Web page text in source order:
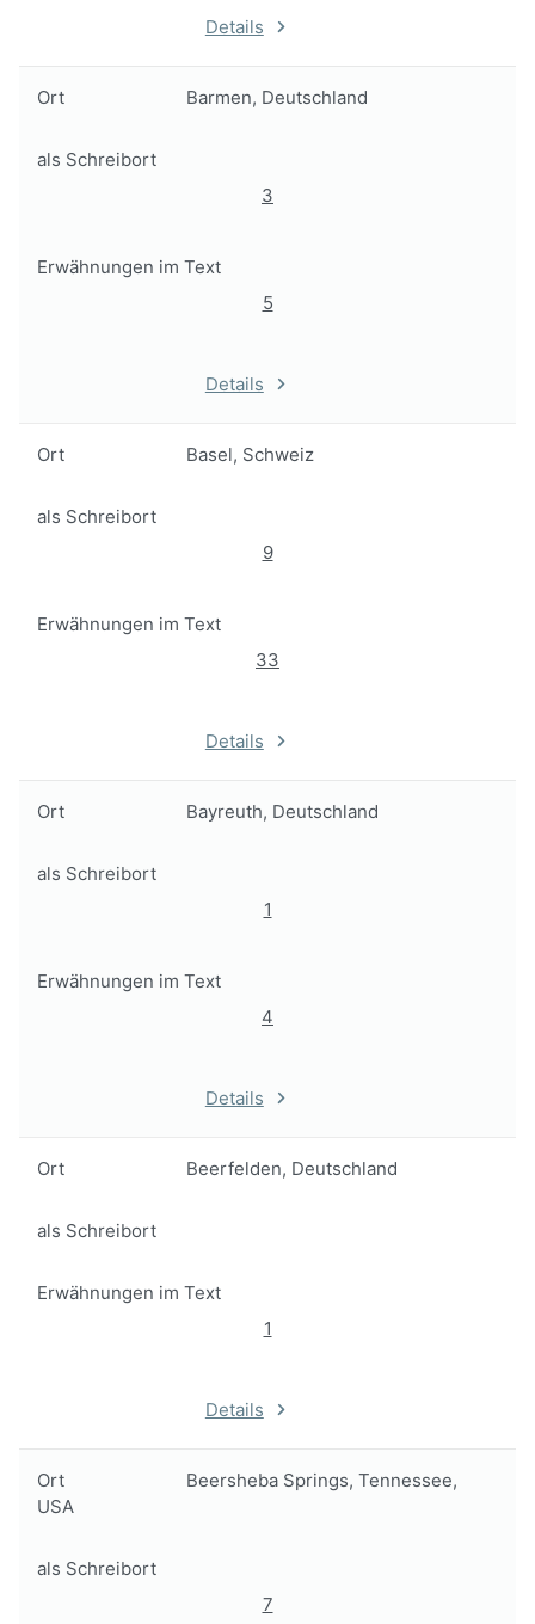
Details
Ort Barmen, Deutschland
als Schreibort
3
Erwähnungen im Text
5
Details
Ort Basel, Schweiz
als Schreibort
9
Erwähnungen im Text
33
Details
Ort Bayreuth, Deutschland
als Schreibort
1
Erwähnungen im Text
4
Details
Ort Beerfelden, Deutschland
als Schreibort
Erwähnungen im Text
1
Details
Ort
Beersheba Springs, Tennessee,
USA
als Schreibort
7